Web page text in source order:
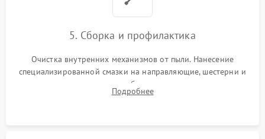
5. Сборка и профилактика
Очистка внутренних механизмов от пыли. Нанесение
специализированной смазки на направляющие, шестерни и
шарниры для плавного и бесшумного хода каретки.
Подключение всех шлейфов, сборка каркаса и аккуратная
Подробнее